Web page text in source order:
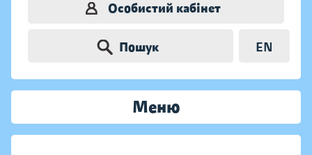
Особистий кабінет
Пошук EN
Меню